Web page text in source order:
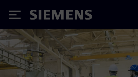
Siemens